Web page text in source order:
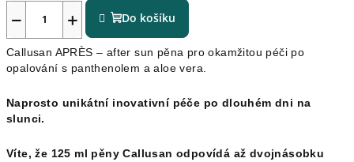
+
− Do košíku
Callusan APRÈS – after sun pěna pro okamžitou péči po
opalování s panthenolem a aloe vera.
Naprosto unikátní inovativní péče po dlouhém dni na
slunci.
Víte, že 125 ml pěny Callusan odpovídá až dvojnásobku